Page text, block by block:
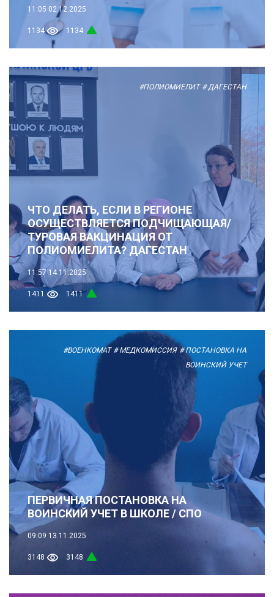
11:05 02.12.2025
1134 1134
#ПОЛИОМИЕЛИТ # ДАГЕСТАН
ЧТО ДЕЛАТЬ, ЕСЛИ В РЕГИОНЕ
ОСУЩЕСТВЛЯЕТСЯ ПОДЧИЩАЮЩАЯ/
ТУРОВАЯ ВАКЦИНАЦИЯ ОТ
ПОЛИОМИЕЛИТА? ДАГЕСТАН
11:57 14.11.2025
1411 1411
#ВОЕНКОМАТ # МЕДКОМИССИЯ # ПОСТАНОВКА НА
ВОИНСКИЙ УЧЕТ
ПЕРВИЧНАЯ ПОСТАНОВКА НА
ВОИНСКИЙ УЧЕТ В ШКОЛЕ / СПО
09:09 13.11.2025
3148 3148